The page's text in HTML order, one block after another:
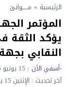
الرئيسية » مــــــوانئ
المؤتمر
يؤكد الثقة
النقابي
-أسفي الأن 15 يونيو 2026
آخر تحديث : الإثنين 15 يونيو 2026 - 11:45 صباحًا